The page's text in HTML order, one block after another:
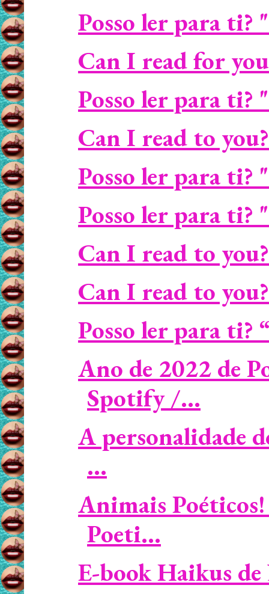
Posso ler para ti?
Can I read for
Posso ler para
Can I read to
Posso ler para
Posso ler para
Can I read to
Can I read to
Posso ler para ti?
Ano de 2022 de
Spotify /...
A personalidade
...
Animais
Poeti...
E-book Haikus